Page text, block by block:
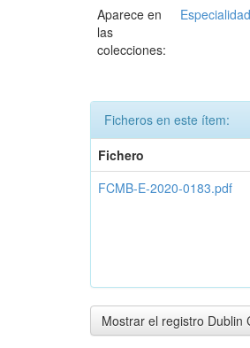
Aparece en
las
colecciones:
Especialidad
Ficheros en este ítem:
Fichero
FCMB-E-2020-0183.pdf
Mostrar el registro Dublin